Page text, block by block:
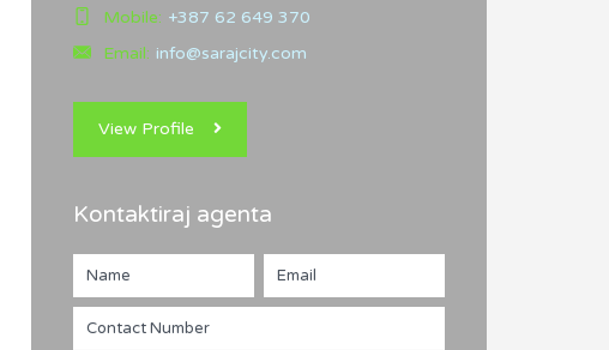
Mobile: +387 62 649 370
Email: info@sarajcity.com
View Profile
Kontaktiraj agenta